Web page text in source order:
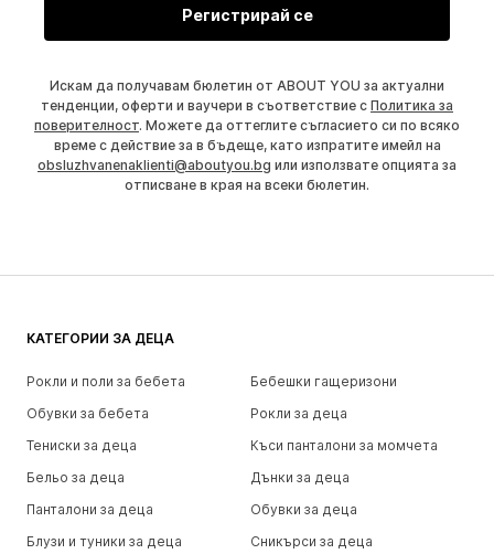
Регистрирай се
Искам да получавам бюлетин от ABOUT YOU за актуални
тенденции, оферти и ваучери в съответствие с Политика за
поверителност. Можете да оттеглите съгласието си по всяко
време с действие за в бъдеще, като изпратите имейл на
obsluzhvanenaklienti@aboutyou.bg или използвате опцията за
отписване в края на всеки бюлетин.
КАТЕГОРИИ ЗА ДЕЦА
Рокли и поли за бебета
Бебешки гащеризони
Обувки за бебета
Рокли за деца
Тениски за деца
Къси панталони за момчета
Бельо за деца
Дънки за деца
Панталони за деца
Обувки за деца
Блузи и туники за деца
Сникърси за деца